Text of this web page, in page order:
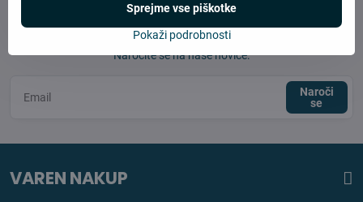
Newsletter
Naročite se na naše novice:
Naroči
se
VAREN NAKUP
Pokaži podrobnosti
Sprejme vse piškotke